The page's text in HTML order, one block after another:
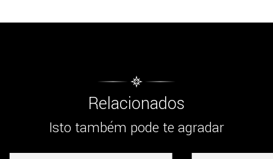
Relacionados
Isto também pode te agradar